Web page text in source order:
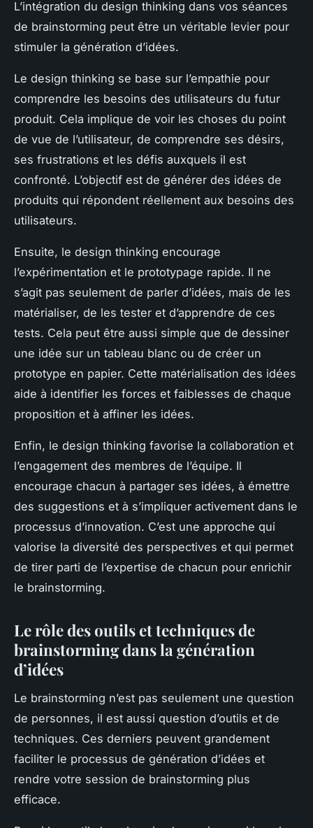
L’intégration du design thinking dans vos séances
de brainstorming peut être un véritable levier pour
stimuler la génération d’idées.
Le design thinking se base sur l’empathie pour
comprendre les besoins des utilisateurs du futur
produit. Cela implique de voir les choses du point
de vue de l’utilisateur, de comprendre ses désirs,
ses frustrations et les défis auxquels il est
confronté. L’objectif est de générer des idées de
produits qui répondent réellement aux besoins des
utilisateurs.
Ensuite, le design thinking encourage
l’expérimentation et le prototypage rapide. Il ne
s’agit pas seulement de parler d’idées, mais de les
matérialiser, de les tester et d’apprendre de ces
tests. Cela peut être aussi simple que de dessiner
une idée sur un tableau blanc ou de créer un
prototype en papier. Cette matérialisation des idées
aide à identifier les forces et faiblesses de chaque
proposition et à affiner les idées.
Enfin, le design thinking favorise la collaboration et
l’engagement des membres de l’équipe. Il
encourage chacun à partager ses idées, à émettre
des suggestions et à s’impliquer activement dans le
processus d’innovation. C’est une approche qui
valorise la diversité des perspectives et qui permet
de tirer parti de l’expertise de chacun pour enrichir
le brainstorming.
Le rôle des outils et techniques de
brainstorming dans la génération
d’idées
Le brainstorming n’est pas seulement une question
de personnes, il est aussi question d’outils et de
techniques. Ces derniers peuvent grandement
faciliter le processus de génération d’idées et
rendre votre session de brainstorming plus
efficace.